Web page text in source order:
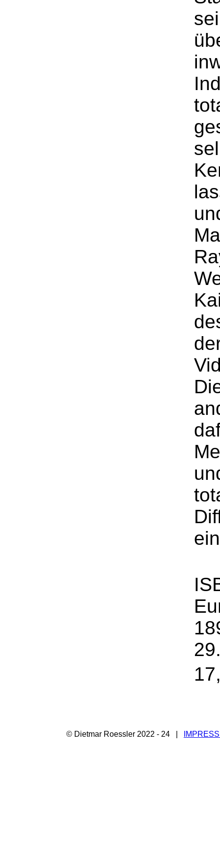
© Dietmar Roessler 2022 - 24 |